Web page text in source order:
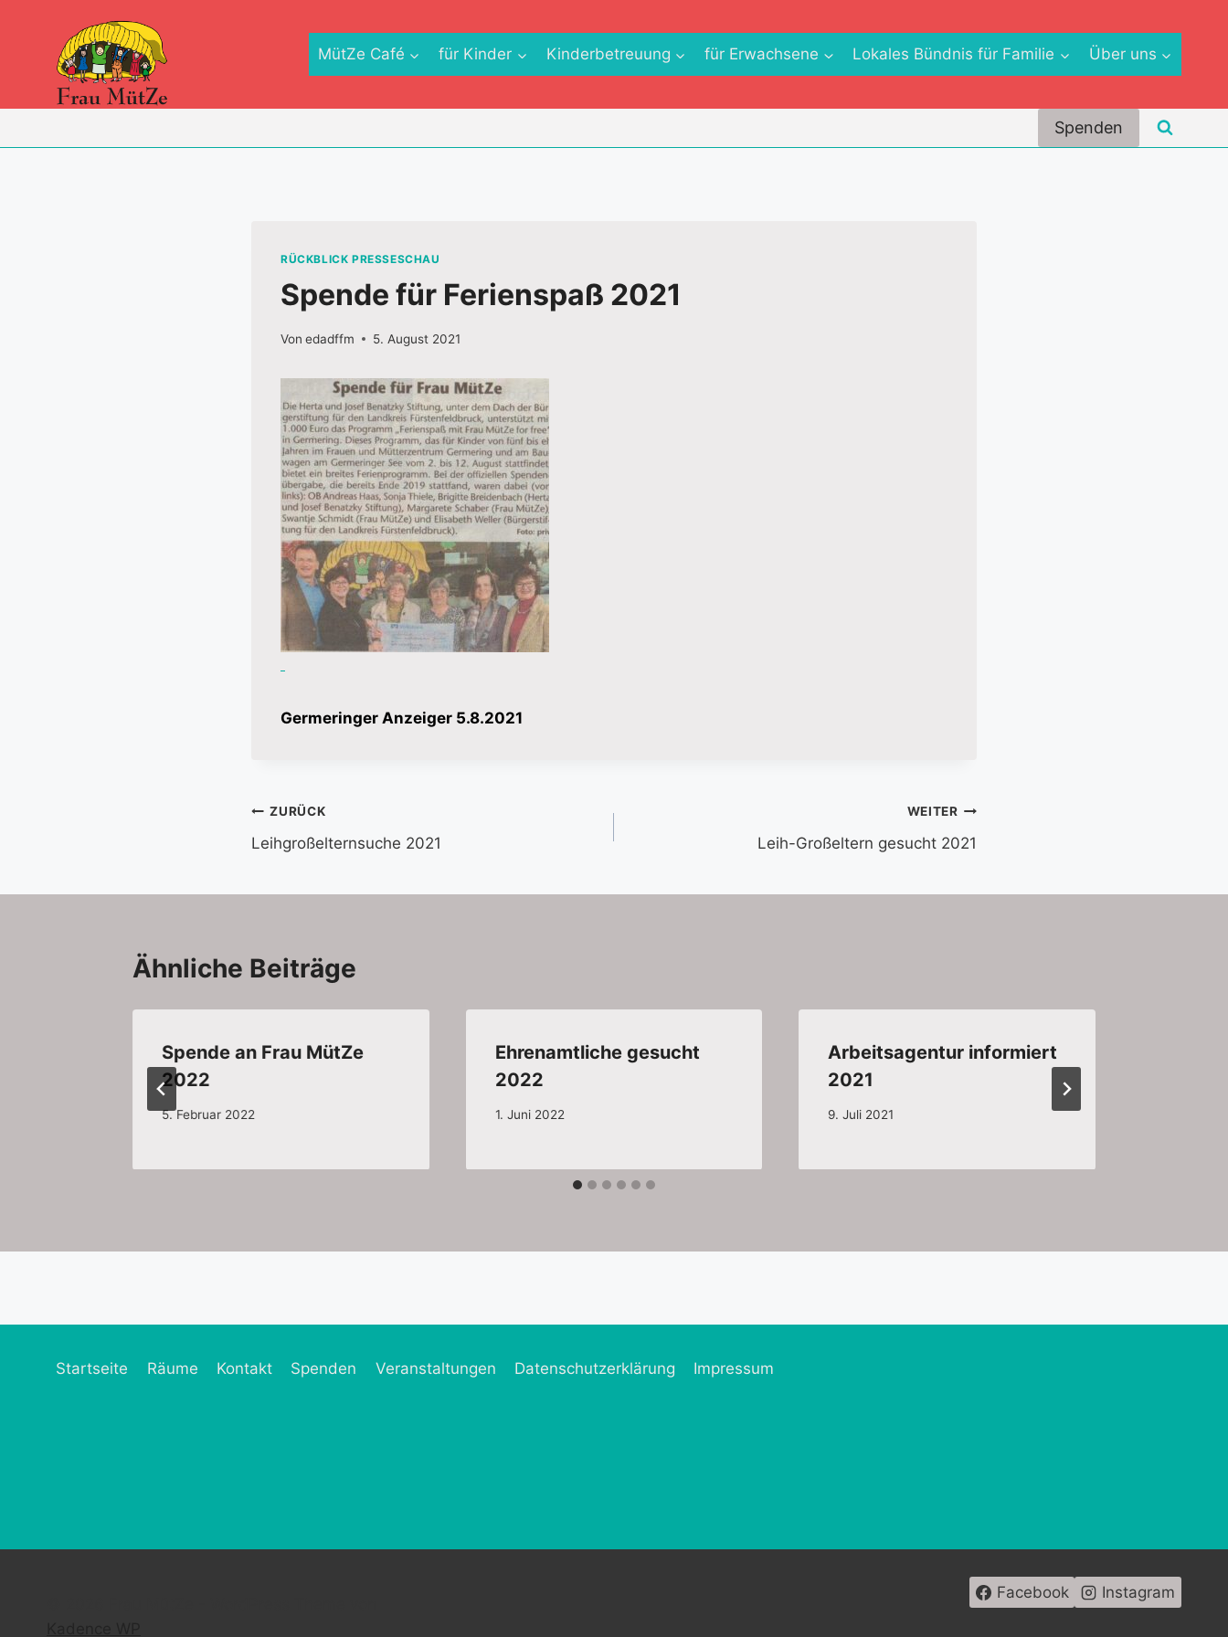
springen
MütZe Café für Kinder Kinderbetreuung für Erwachsene Lokales Bündnis für Familie Über uns
Spenden
RÜCKBLICK PRESSESCHAU
Spende für Ferienspaß 2021
Von edadffm 5. August 2021
Germeringer Anzeiger 5.8.2021
Beitragsnavigation
ZURÜCK
Leihgroßelternsuche 2021
WEITER
Leih-Großeltern gesucht 2021
Ähnliche Beiträge
Spende an Frau MütZe
2022
5. Februar 2022
Ehrenamtliche gesucht
2022
1. Juni 2022
Arbeitsagentur informiert
2021
9. Juli 2021
Startseite Räume Kontakt Spenden Veranstaltungen Datenschutzerklärung Impressum
Facebook Instagram